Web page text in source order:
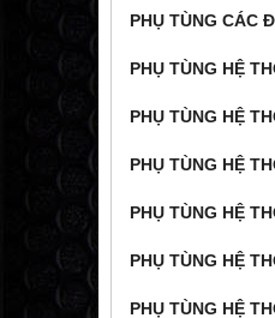
PHỤ TÙNG CÁC
PHỤ TÙNG HỆ
PHỤ TÙNG HỆ
PHỤ TÙNG HỆ
PHỤ TÙNG HỆ
PHỤ TÙNG HỆ
PHỤ TÙNG HỆ